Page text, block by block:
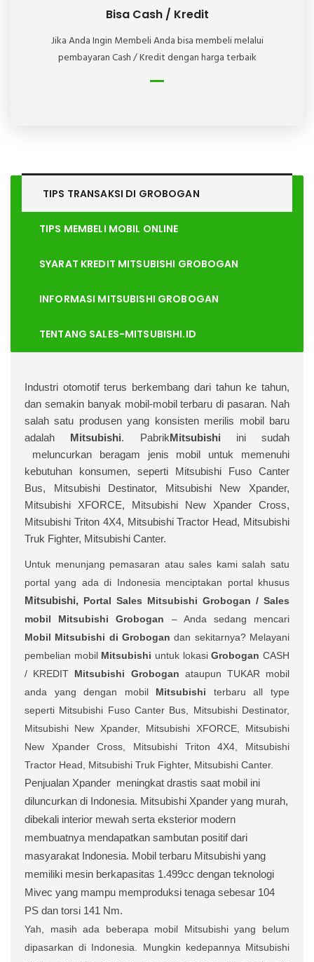
Bisa Cash / Kredit
Jika Anda Ingin Membeli Anda bisa membeli melalui
pembayaran Cash / Kredit dengan harga terbaik
TIPS TRANSAKSI DI GROBOGAN
TIPS MEMBELI MOBIL ONLINE
SYARAT KREDIT MITSUBISHI GROBOGAN
INFORMASI MITSUBISHI GROBOGAN
TENTANG SALES-MITSUBISHI.ID
ndustri otomotif terus berkembang dari tahun ke tahun,
dan semakin banyak mobil-mobil terbaru di pasaran. Nah
salah satu produsen yang konsisten merilis mobil baru
adalah
Mitsubishi. Pabrik Mitsubishi ini sudah
meluncurkan beragam jenis mobil untuk memenuhi
kebutuhan konsumen, seperti Mitsubishi Fuso Canter
Bus, Mitsubishi Destinator, Mitsubishi New Xpander,
Mitsubishi XFORCE, Mitsubishi New Xpander Cross,
Mitsubishi Triton 4X4, Mitsubishi Tractor Head, Mitsubishi
Truk Fighter, Mitsubishi Canter.
Untuk menunjang pemasaran atau sales kami salah satu
portal yang ada di Indonesia menciptakan portal khusus
Mitsubishi, Portal Sales Mitsubishi Grobogan / Sales
mobil Mitsubishi Grobogan
– Anda sedang mencari
Mobil Mitsubishi di Grobogandan sekitarnya? Melayani
pembelian mobil Mitsubishi untuk lokasiGroboganCASH
/ KREDIT Mitsubishi Grobogan ataupun TUKAR mobil
anda yang dengan mobil Mitsubishi terbaru all type
seperti Mitsubishi Fuso Canter Bus, Mitsubishi Destinator,
Mitsubishi New Xpander, Mitsubishi XFORCE, Mitsubishi
New Xpander Cross, Mitsubishi Triton 4X4, Mitsubishi
Tractor Head, Mitsubishi Truk Fighter, Mitsubishi Canter.
Penjualan Xpander meningkat drastis saat mobil ini
diluncurkan di Indonesia. Mitsubishi Xpander yang murah,
dibekali interior mewah serta eksterior modern
membuatnya mendapatkan sambutan positif dari
masyarakat Indonesia. Mobil terbaru Mitsubishi yang
memiliki mesin berkapasitas 1.499cc dengan teknologi
Mivec yang mampu memproduksi tenaga sebesar 104
PS dan torsi 141 Nm.
Yah, masih ada beberapa mobil Mitsubishi yang belum
dipasarkan di Indonesia. Mungkin kedepannya Mitsubishi